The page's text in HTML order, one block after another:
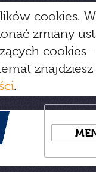
cookies.
zmiany
cookies
.